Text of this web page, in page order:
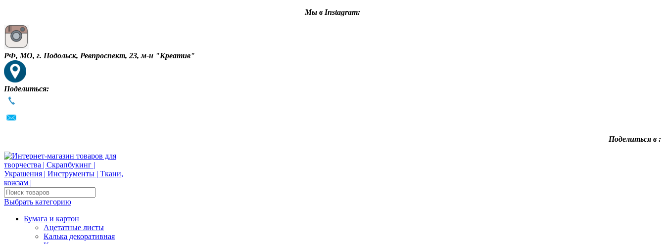
Мы в Instagram:
РФ, МО, г. Подольск, Ревпроспект, 23, м-н "Креатив"
Поделиться:
Поделиться в :
Выбрать категорию
Бумага и картон
Ацетатные листы
Калька декоративная